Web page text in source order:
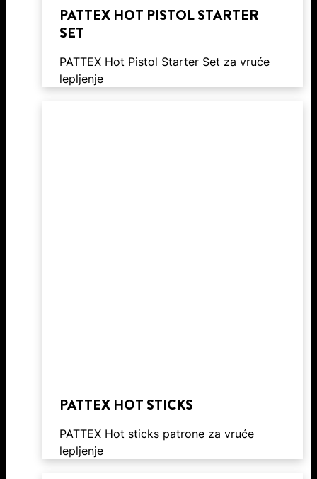
PATTEX HOT PISTOL STARTER
SET
PATTEX Hot Pistol Starter Set za vruće
lepljenje
PATTEX HOT STICKS
PATTEX Hot sticks patrone za vruće
lepljenje